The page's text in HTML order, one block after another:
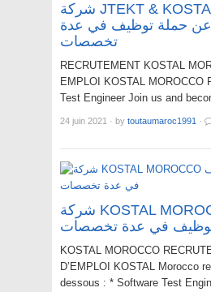
شركة JTEKT & KOSTAL MOROCCO
عن حملة توظيف في عدة
تخصصات
RECRUTEMENT KOSTAL
EMPLOI KOSTAL MOROCCO
Test Engineer Join us and
24 juin 2021 · by toutaumaroc1991 ·
شركة KOSTAL MOROCCO تعلن عن
في عدة تخصصات
KOSTAL MOROCCO
D’EMPLOI KOSTAL Morocco
dessous : * Software Test